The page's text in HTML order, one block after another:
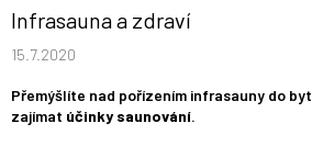
Infrasauna a zdraví
15.7.2020
Přemýšlíte nad pořízením infrasauny do
zajímat účinky saunování.